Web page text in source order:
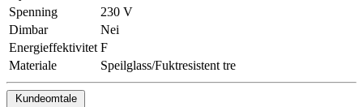
Spenning
230 V
Dimbar
Nei
Energieffektivitet F
Materiale
Speilglass/Fuktresistent tre
Kundeomtale